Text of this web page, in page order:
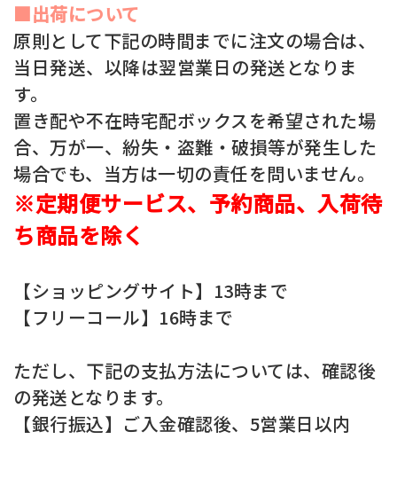
■出荷について
原則として下記の時間までに注文の場合は、
当日発送、以降は翌営業日の発送となりま
す。
置き配や不在時宅配ボックスを希望された場
合、万が一、紛失・盗難・破損等が発生した
場合でも、当方は一切の責任を問いません。
※定期便サービス、予約商品、入荷待
ち商品を除く
【ショッピングサイト】13時まで
【フリーコール】16時まで
ただし、下記の支払方法については、確認後
の発送となります。
【銀行振込】ご入金確認後、5営業日以内